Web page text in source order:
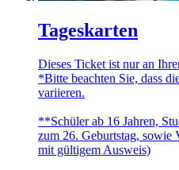
Tageskarten
Dieses Ticket ist nur an
*Bitte beachten Sie, dass
variieren.
**Schüler ab 16 Jahren,
zum 26. Geburtstag, sowie
mit gültigem Ausweis)